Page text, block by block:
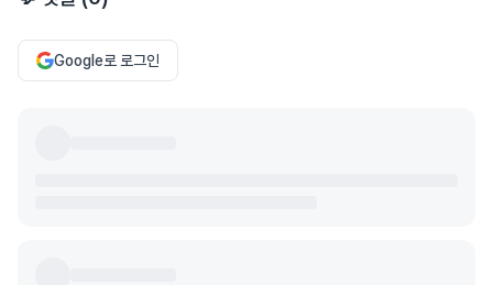
Google로 로그인